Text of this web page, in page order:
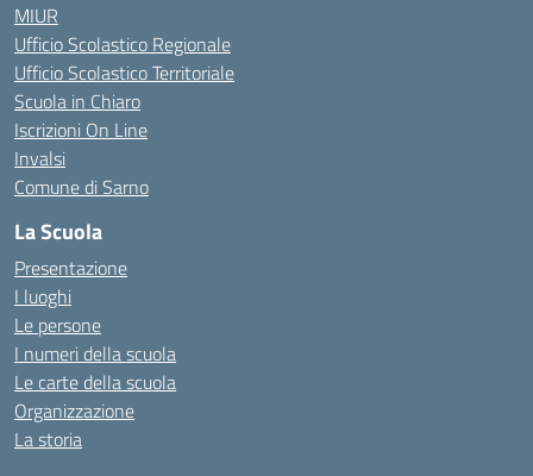
MIUR
Ufficio Scolastico Regionale
Ufficio Scolastico Territoriale
Scuola in Chiaro
Iscrizioni On Line
Invalsi
Comune di Sarno
La Scuola
Presentazione
I luoghi
Le persone
I numeri della scuola
Le carte della scuola
Organizzazione
La storia